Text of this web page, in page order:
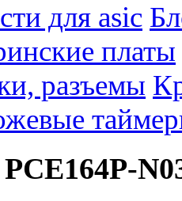
для asic
платы
разъемы